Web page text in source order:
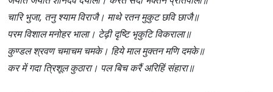
चारि भुजा, तनु श्याम विराजै। माथे रतन मुकुट छवि छाजै॥
परम विशाल मनोहर भाला। टेढ़ी दृष्टि भृकुटि विकराला॥
कुण्डल श्रवण चमाचम चमके। हिये माल मुक्तन मणि दमके॥
कर में गदा त्रिशूल कुठारा। पल बिच करैं अरिहिं संहारा॥